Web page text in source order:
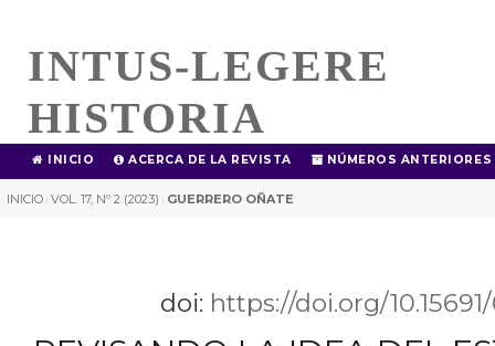
INTUS-LEGERE
HISTORIA
INICIO ACERCA DE LA REVISTA NÚMEROS ANTERIORES
INICIO | VOL. 17, Nº 2 (2023) | GUERRERO OÑATE
doi: https://doi.org/